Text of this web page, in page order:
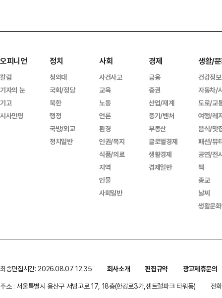
오피니언
칼럼
기자의 눈
기고
시사만평
정치
청와대
국회/정당
북한
행정
국방/외교
정치일반
사회
사건사고
교육
노동
언론
환경
인권/복지
식품/의료
지역
인물
사회일반
경제
금융
증권
산업/재계
중기/벤처
부동산
글로벌경제
생활경제
경제일반
생활/
건강정보
자동차/
도로/교
여행/레
음식/맛
패션/뷰
공연/전
책
종교
날씨
생활문
최종편집시간: 2026.08.07 12:35 회사소개 편집규약
광고제휴문의
주소 : 서울특별시 용산구 서빙고로 17, 18층(한강로3가,센트럴파크 타워동)
전